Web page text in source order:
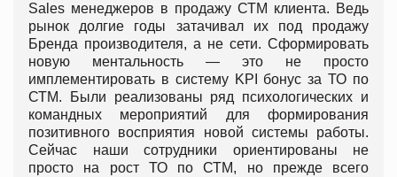
Sales менеджеров в продажу СТМ клиента. Ведь
рынок долгие годы затачивал их под продажу
Бренда производителя, а не сети. Сформировать
новую ментальность — это не просто
имплементировать в систему KPI бонус за ТО по
СТМ. Были реализованы ряд психологических и
командных мероприятий для формирования
позитивного восприятия новой системы работы.
Сейчас наши сотрудники ориентированы не
просто на рост ТО по СТМ, но прежде всего